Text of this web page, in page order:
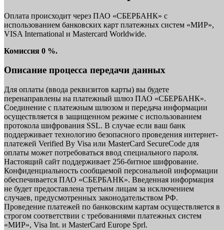
Оплата происходит через ПАО «СБЕРБАНК» с
использованием банковских карт платежных систем «МИР»,
VISA International и Mastercard Worldwide.
Комиссия 0 %.
Описание процесса передачи данных
Для оплаты (ввода реквизитов карты) вы будете
перенаправлены на платежный шлюз ПАО «СБЕРБАНК».
Соединение с платежным шлюзом и передача информации
осуществляется в защищенном режиме с использованием
протокола шифрования SSL. В случае если ваш банк
поддерживает технологию безопасного проведения интернет-
платежей Verified By Visa или MasterCard SecureCode для
оплаты может потребоваться ввод специального пароля.
Настоящий сайт поддерживает 256-битное шифрование.
Конфиденциальность сообщаемой персональной информации
обеспечивается ПАО «СБЕРБАНК». Введенная информация
не будет предоставлена третьим лицам за исключением
случаев, предусмотренных законодательством РФ.
Проведение платежей по банковским картам осуществляется в
строгом соответствии с требованиями платежных систем
«МИР», Visa Int. и MasterCard Europe Sprl.